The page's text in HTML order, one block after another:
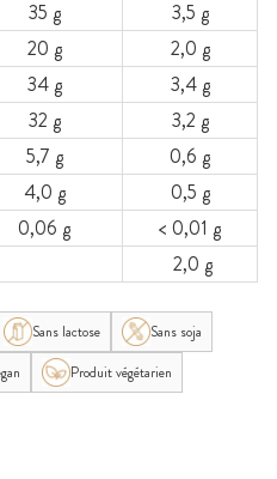
35 g
3,5 g
20 g
2,0 g
34 g
3,4 g
32 g
3,2 g
5,7 g
0,6 g
4,0 g
0,5 g
0,06 g
< 0,01 g
2,0 g
Sans lactose
Sans soja
Produit végétarien